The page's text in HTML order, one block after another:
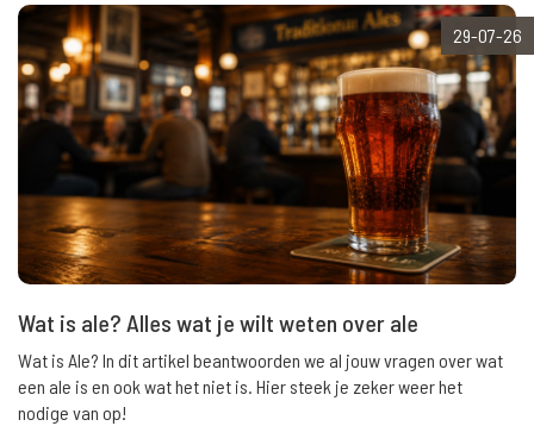
29-07-26
Wat is ale? Alles wat je wilt weten over ale
Wat is Ale? In dit artikel beantwoorden we al jouw vragen over wat
een ale is en ook wat het niet is. Hier steek je zeker weer het
nodige van op!